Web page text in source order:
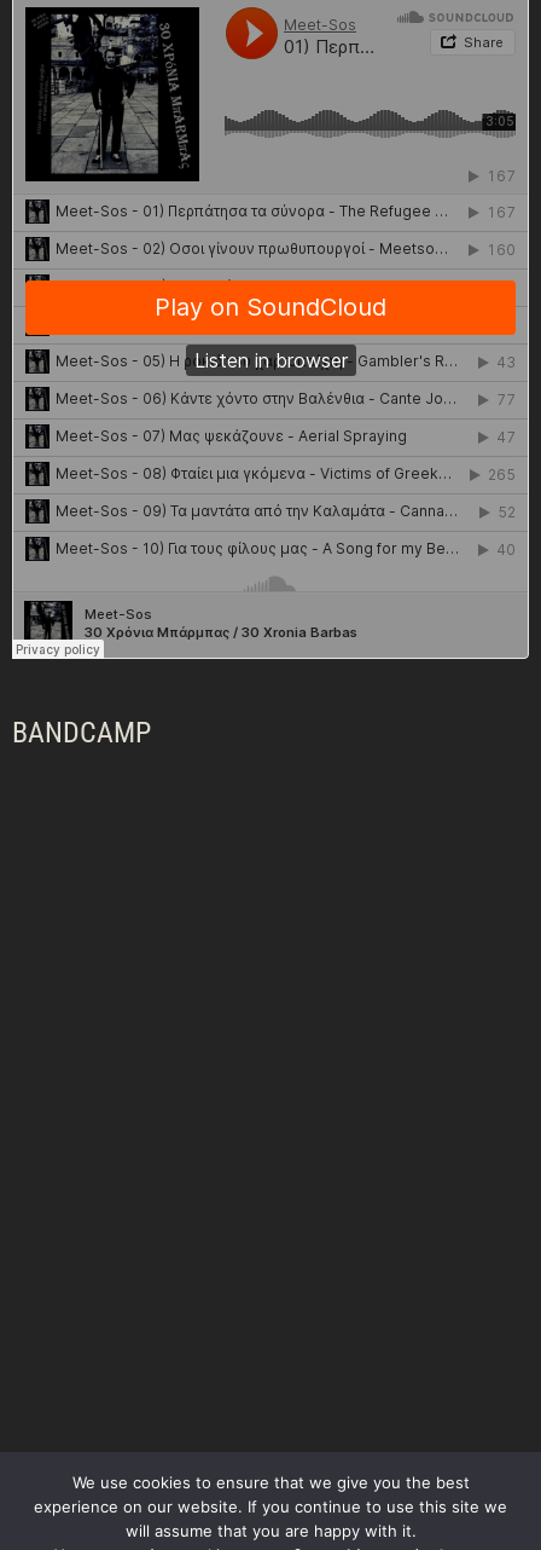
BANDCAMP
Όροι Χρήσης – Terms of Use
We use cookies to ensure that we give you the best
experience on our website. If you continue to use this site we
will assume that you are happy with it.